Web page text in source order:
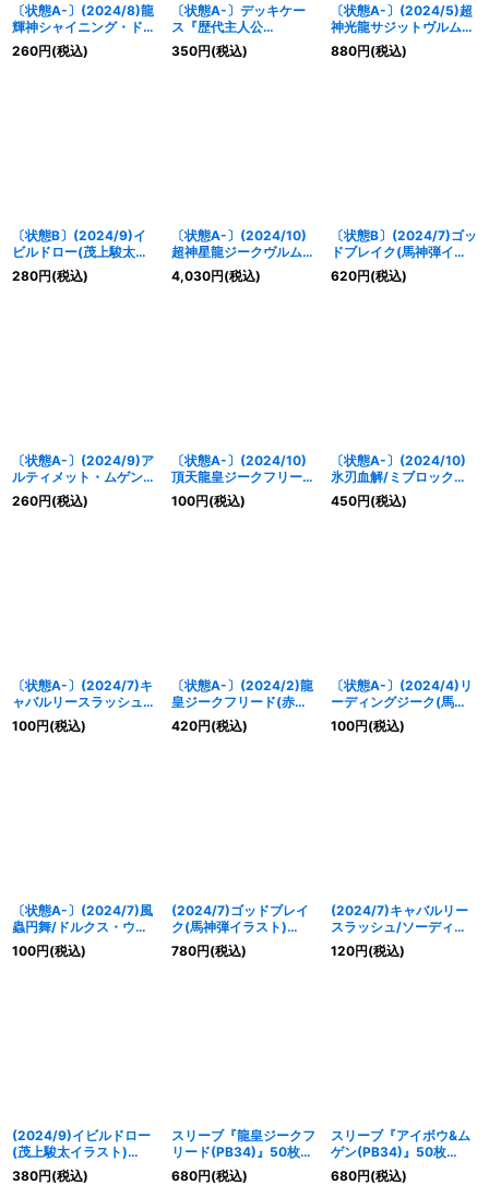
〔状態A-〕(2024/8)龍
輝神シャイニング・ドラ
ゴン・オーバーレイ(赤
枠/BSロゴ)【X】
260円(税込)
〔状態A-〕デッキケー
ス『歴代主人公
(PB34)』【-】{-}《サ
プライ》
350円(税込)
〔状態A-〕(2024/5)超
神光龍サジットヴルム・
ノヴァ(赤枠/BSロゴ)
【X】{BS47-10thX01}
880円(税込)
〔状態B〕(2024/9)イ
ビルドロー(茂上駿太イ
ラスト)【C】{SD65-
RV002}《赤》
280円(税込)
〔状態A-〕(2024/10)
超神星龍ジークヴルム・
ノヴァ(赤枠/BSロゴ)
【XX】{BS43-
4,030円(税込)
〔状態B〕(2024/7)ゴッ
ドブレイク(馬神弾イラ
スト)【X】{BS52-
X09}《多》
620円(税込)
〔状態A-〕(2024/9)ア
ルティメット・ムゲンド
ラゴン(赤枠/BSロゴ)
【X】{SD64-CP01}
260円(税込)
〔状態A-〕(2024/10)
頂天龍皇ジークフリー
ド・ゼニス(右向
き/illus：
100円(税込)
〔状態A-〕(2024/10)
氷刃血解/ミブロック・
バラガン・オリジン(ガ
レット・レヴォイラス
450円(税込)
〔状態A-〕(2024/7)キ
ャバルリースラッシュ/
ソーディアス・アーサ
ー・オリジン(ガレッ
100円(税込)
〔状態A-〕(2024/2)龍
皇ジークフリード(赤
枠/BSロゴ)【X】
{BSC22-X01}《赤》
420円(税込)
〔状態A-〕(2024/4)リ
ーディングジーク(馬神
トッパイラスト)【C】
{BS43-091}《赤》
100円(税込)
〔状態A-〕(2024/7)風
蟲円舞/ドルクス・ウシ
ワカ・オリジン(ヨク・
アルバトロサイラスト)
100円(税込)
(2024/7)ゴッドブレイ
ク(馬神弾イラスト)
【X】{BS52-X09}
《多》
780円(税込)
(2024/7)キャバルリー
スラッシュ/ソーディア
ス・アーサー・オリジン
(ガレット・レヴォイラ
120円(税込)
(2024/9)イビルドロー
(茂上駿太イラスト)
【C】{SD65-RV002}
380円(税込)
スリーブ『龍皇ジークフ
リード(PB34)』50枚
【-】{-}《サプライ》
680円(税込)
スリーブ『アイボウ&ム
ゲン(PB34)』50枚
【-】{-}《サプライ》
680円(税込)